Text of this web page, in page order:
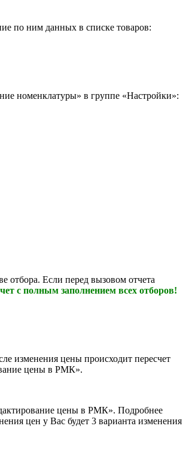
по ним данных в списке товаров:
номенклатуры» в группе «Настройки»:
отбора. Если перед вызовом отчета
с полным заполнением всех отборов!
изменения цены происходит пересчет
цены в РМК».
цены в РМК». Подробнее
цен у Вас будет 3 варианта изменения